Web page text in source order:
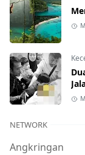
NETWORK
Angkringan